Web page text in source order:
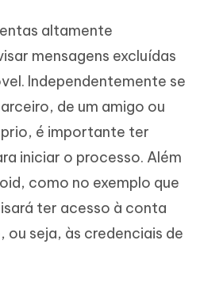
altamente
mensagens excluídas
Independentemente se
de um amigo ou
é importante ter
iniciar o processo. Além
como no exemplo que
ter acesso à conta
ou seja, às credenciais de